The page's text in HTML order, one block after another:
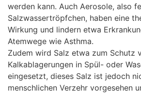
werden kann. Auch Aerosole, also
Salzwassertröpfchen, haben eine
Wirkung und lindern etwa
Atemwege wie Asthma.
Zudem wird Salz etwa zum Schutz
Kalkablagerungen in Spül- oder
eingesetzt, dieses Salz ist jedoch
menschlichen Verzehr vorgesehen